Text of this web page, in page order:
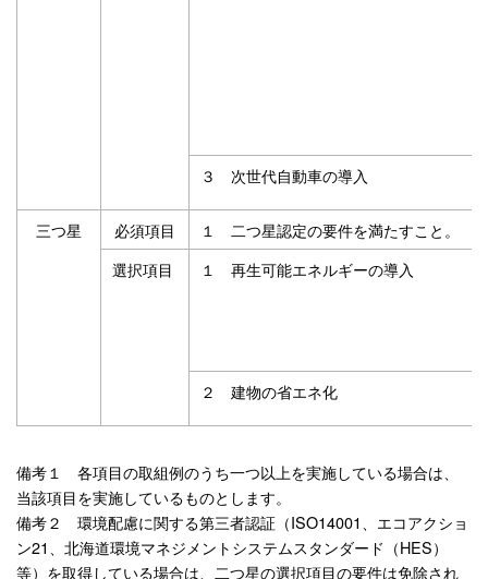
３ 次世代自動車の導入
三つ星 必須項目
１ 二つ星認定の要件を満たすこと。
選択項目
１ 再生可能エネルギーの導入
２ 建物の省エネ化
備考１ 各項目の取組例のうち一つ以上を実施している場合は、
当該項目を実施しているものとします。
備考２ 環境配慮に関する第三者認証（ISO14001、エコアクショ
ン21、北海道環境マネジメントシステムスタンダード（HES）
等）を取得している場合は、二つ星の選択項目の要件は免除され